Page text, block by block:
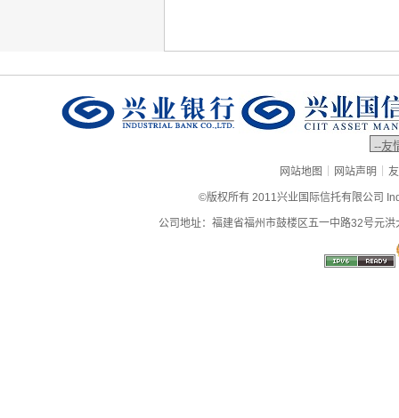
网站地图 | 网站声明 |
©版权所有 2011兴业国际信托有限公司
公司地址：福建省福州市鼓楼区五一中路32号元